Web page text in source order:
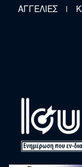
Παράκαμψη προς
ΑΓΓΕΛΙΕΣ